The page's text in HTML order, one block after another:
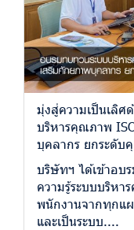
มุ่งสู่ความเป็นเลิ
บริหารคุณภาพ
บุคลากร ยกระดับ
บริษัทฯ ได้เข้าอบ
ความรู้ระบบบริหา
พนักงานจากทุกแ
และเป็นระบบ....